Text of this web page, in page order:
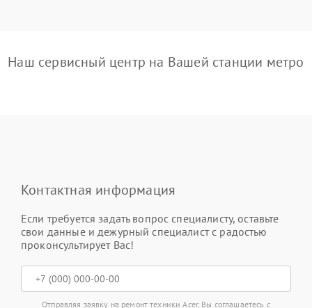
Наш сервисный центр на Вашей станции метро
Контактная информация
Если требуется задать вопрос специалисту, оставьте
свои данные и дежурный специалист с радостью
проконсультирует Вас!
Отправляя заявку на ремонт техники Acer, Вы соглашаетесь с